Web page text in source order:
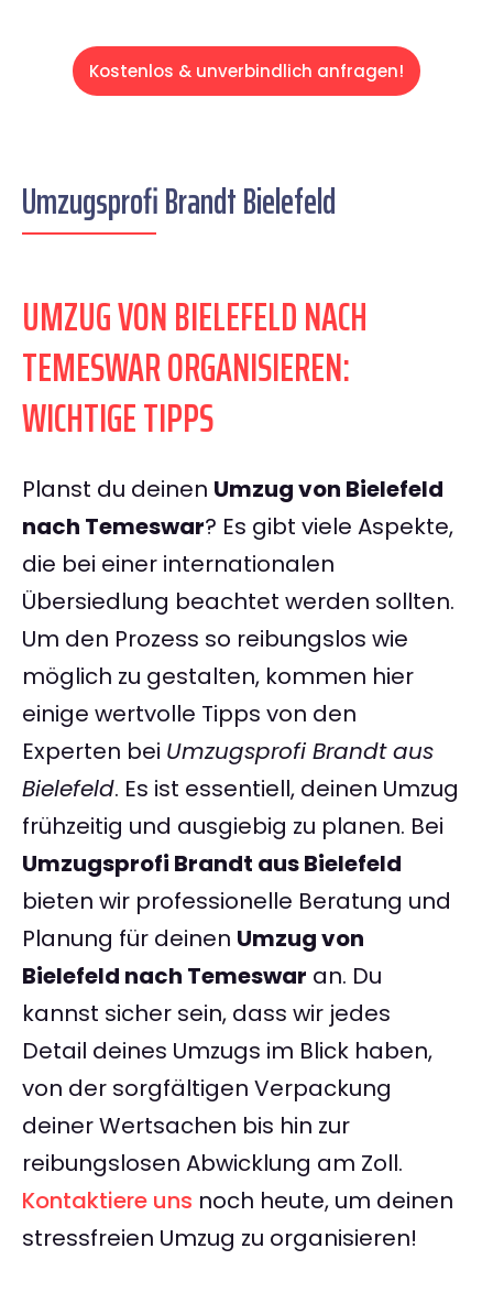
Kostenlos & unverbindlich anfragen!
Umzugsprofi Brandt Bielefeld
UMZUG VON BIELEFELD NACH
TEMESWAR ORGANISIEREN:
WICHTIGE TIPPS
Planst du deinen Umzug von Bielefeld
nach Temeswar? Es gibt viele Aspekte,
die bei einer internationalen
Übersiedlung beachtet werden sollten.
Um den Prozess so reibungslos wie
möglich zu gestalten, kommen hier
einige wertvolle Tipps von den
Experten bei Umzugsprofi Brandt aus
Bielefeld. Es ist essentiell, deinen Umzug
frühzeitig und ausgiebig zu planen. Bei
Umzugsprofi Brandt aus Bielefeld
bieten wir professionelle Beratung und
Planung für deinen Umzug von
Bielefeld nach Temeswar an. Du
kannst sicher sein, dass wir jedes
Detail deines Umzugs im Blick haben,
von der sorgfältigen Verpackung
deiner Wertsachen bis hin zur
reibungslosen Abwicklung am Zoll.
Kontaktiere uns noch heute, um deinen
stressfreien Umzug zu organisieren!